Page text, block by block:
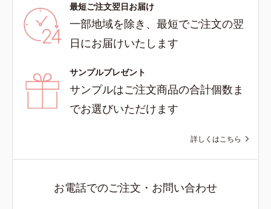
最短ご注文翌日お届け
一部地域を除き、最短でご注文の翌
日にお届けいたします
サンプルプレゼント
サンプルはご注文商品の合計個数ま
でお選びいただけます
詳しくはこちら
お電話でのご注文・お問い合わせ